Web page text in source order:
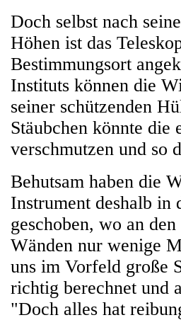
Doch selbst nach
Höhen ist das
Bestimmungsort
Instituts können die
seiner schützenden
Stäubchen könnte die
verschmutzen und so
Behutsam haben die
Instrument deshalb in
geschoben, wo an
Wänden nur wenige
uns im Vorfeld große
richtig berechnet und
"Doch alles hat